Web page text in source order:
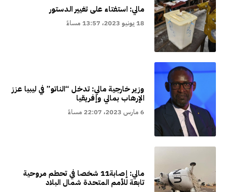
مالي: استفتاء على تغيير الدستور
18 يونيو 2023، 13:57 مساءً
وزير خارجية مالي: تدخل “الناتو” في ليبيا عزز
الإرهاب بمالي وإفريقيا
6 مارس 2023، 22:07 مساءً
مالي: إصابة11 شخصا في تحطم مروحية
تابعة للأمم المتحدة شمال البلاد